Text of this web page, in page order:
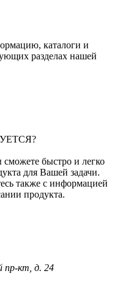
каталоги и
разделах нашей
быстро и легко
для Вашей задачи.
также с информацией
продукта.
пр-кт, д. 24